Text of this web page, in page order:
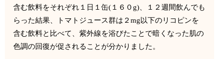
含む飲料をそれぞれ１日 １缶( １６０ g) 、１２週間飲んでも
らった結果、
トマトジュース群は２mg以下のリコピンを
含む飲料と比べて、紫外線を浴びたことで暗くなった肌の
色調の回復が促されることが分かりました。